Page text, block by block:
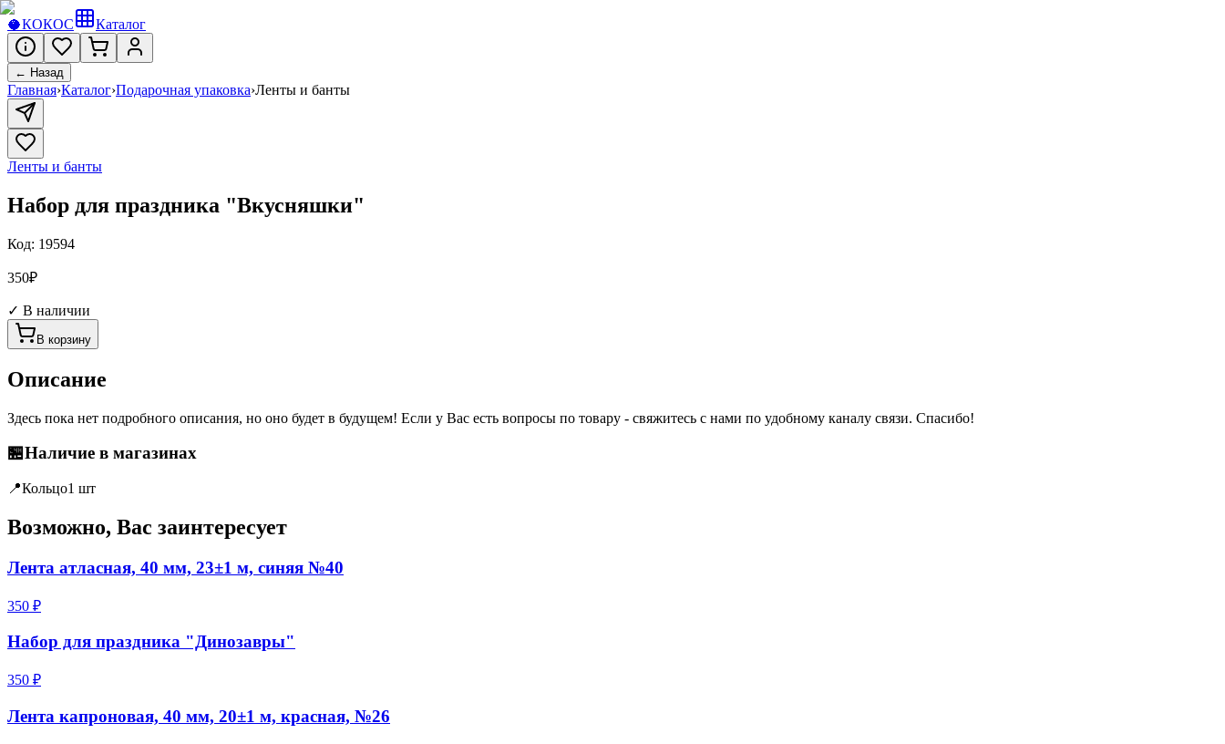
🥥КОКОС Каталог
← Назад
Главная›Каталог›Подарочная упаковка›Ленты и банты
Ленты и банты
Набор для праздника "Вкусняшки"
Код: 19594
350₽
✓ В наличии
В корзину
Описание
Здесь пока нет подробного описания, но оно будет в будущем! Если у Вас есть вопросы по товару - свяжитесь с нами по удобному каналу связи. Спасибо!
🏪Наличие в магазинах
📍Кольцо1 шт
Возможно, Вас заинтересует
Лента атласная, 40 мм, 23±1 м, синяя №40
350 ₽
Набор для праздника "Динозавры"
350 ₽
Лента капроновая, 40 мм, 20±1 м, красная, №26